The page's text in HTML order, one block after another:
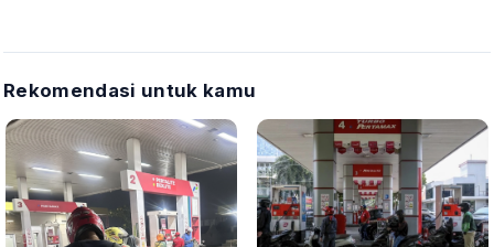
Rekomendasi untuk kamu